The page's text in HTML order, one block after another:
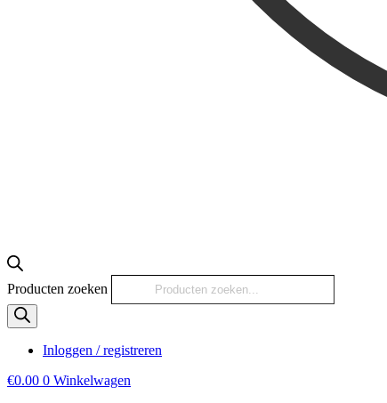
Producten zoeken
Inloggen / registreren
€0.00 0 Winkelwagen